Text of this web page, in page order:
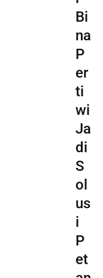
Bi
na
P
er
ti
wi
Ja
di
S
ol
us
i
P
et